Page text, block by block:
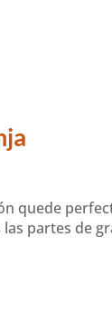
quede
partes de